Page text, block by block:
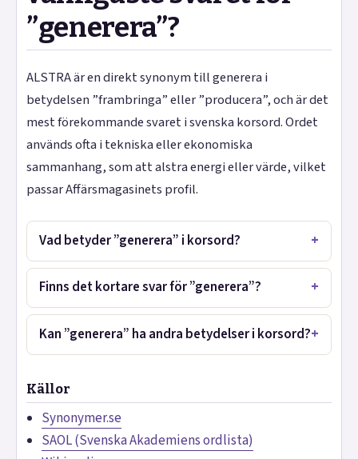
”generera”?
ALSTRA är en direkt synonym till generera i
betydelsen ”frambringa” eller ”producera”, och är det
mest förekommande svaret i svenska korsord. Ordet
används ofta i tekniska eller ekonomiska
sammanhang, som att alstra energi eller värde, vilket
passar Affärsmagasinets profil.
Vad betyder ”generera” i korsord?
Finns det kortare svar för ”generera”?
Kan ”generera” ha andra betydelser i korsord?
Källor
Synonymer.se
SAOL (Svenska Akademiens ordlista)